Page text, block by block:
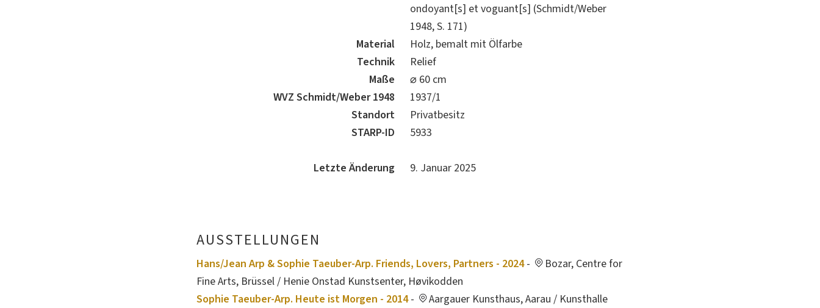
ondoyant[s] et voguant[s] (Schmidt/Weber
1948, S. 171)
Material
Holz, bemalt mit Ölfarbe
Technik
Relief
Maße
⌀ 60 cm
WVZ Schmidt/Weber 1948
1937/1
Standort
Privatbesitz
STARP-ID
5933
Letzte Änderung 9. Januar 2025
AUSSTELLUNGEN
Hans/Jean Arp & Sophie Taeuber-Arp. Friends, Lovers, Partners - 2024-
Bozar, Centre for
Fine Arts, Brüssel / Henie Onstad Kunstsenter, Høvikodden
Sophie Taeuber-Arp. Heute ist Morgen - 2014-
Aargauer Kunsthaus, Aarau / Kunsthalle